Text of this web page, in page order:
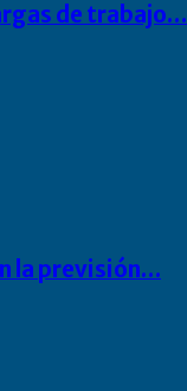
de trabajo…
la previsión…